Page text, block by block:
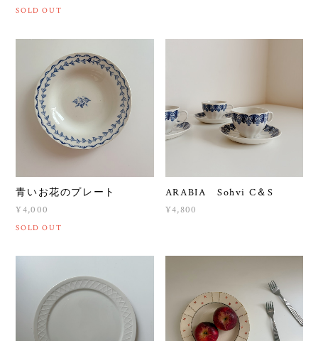
SOLD OUT
青いお花のプレート
¥4,000
SOLD OUT
ARABIA Sohvi C＆S
¥4,800